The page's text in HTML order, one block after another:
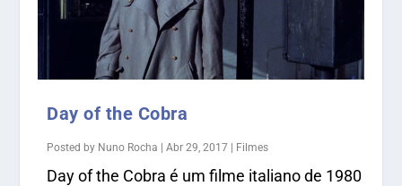
Day of the Cobra
Posted by Nuno Rocha |Abr 29, 2017 | Filmes
Day of the Cobra é um filme italiano de 1980